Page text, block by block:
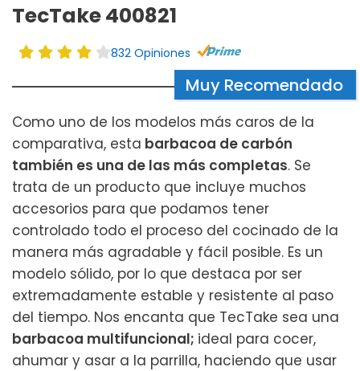
TecTake 400821
832 Opiniones
Muy Recomendado
Como uno de los modelos más caros de la
comparativa, esta barbacoa de carbón
también es una de las más completas. Se
trata de un producto que incluye muchos
accesorios para que podamos tener
controlado todo el proceso del cocinado de la
manera más agradable y fácil posible. Es un
modelo sólido, por lo que destaca por ser
extremadamente estable y resistente al paso
del tiempo. Nos encanta que TecTake sea una
barbacoa multifuncional; ideal para cocer,
ahumar y asar a la parrilla, haciendo que usar